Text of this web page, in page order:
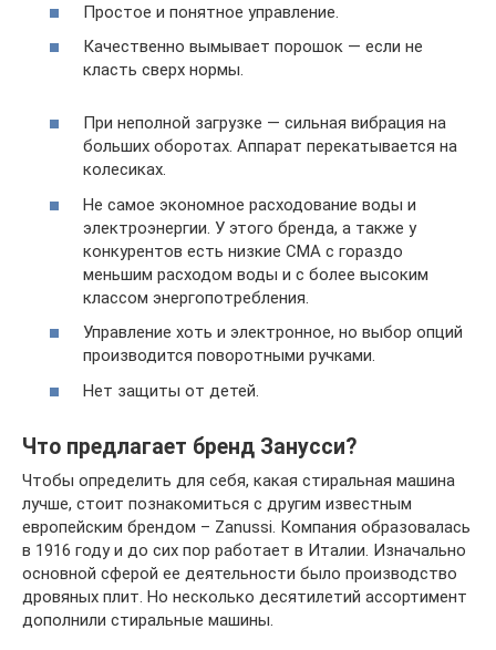
Простое и понятное управление.
Качественно вымывает порошок — если не
класть сверх нормы.
При неполной загрузке — сильная вибрация на
больших оборотах. Аппарат перекатывается на
колесиках.
Не самое экономное расходование воды и
электроэнергии. У этого бренда, а также у
конкурентов есть низкие СМА с гораздо
меньшим расходом воды и с более высоким
классом энергопотребления.
Управление хоть и электронное, но выбор опций
производится поворотными ручками.
Нет защиты от детей.
Что предлагает бренд Занусси?
Чтобы определить для себя, какая стиральная машина
лучше, стоит познакомиться с другим известным
европейским брендом – Zanussi. Компания образовалась
в 1916 году и до сих пор работает в Италии. Изначально
основной сферой ее деятельности было производство
дровяных плит. Но несколько десятилетий ассортимент
дополнили стиральные машины.